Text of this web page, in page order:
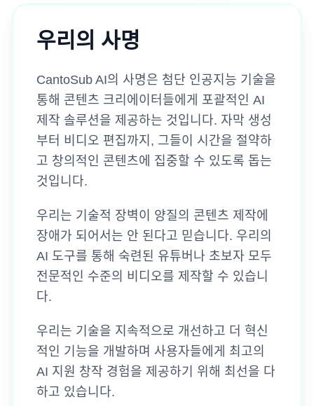
우리의 사명
CantoSub AI의 사명은 첨단 인공지능 기술을
통해 콘텐츠 크리에이터들에게 포괄적인 AI
제작 솔루션을 제공하는 것입니다. 자막 생성
부터 비디오 편집까지, 그들이 시간을 절약하
고 창의적인 콘텐츠에 집중할 수 있도록 돕는
것입니다.
우리는 기술적 장벽이 양질의 콘텐츠 제작에
장애가 되어서는 안 된다고 믿습니다. 우리의
AI 도구를 통해 숙련된 유튜버나 초보자 모두
전문적인 수준의 비디오를 제작할 수 있습니
다.
우리는 기술을 지속적으로 개선하고 더 혁신
적인 기능을 개발하며 사용자들에게 최고의
AI 지원 창작 경험을 제공하기 위해 최선을 다
하고 있습니다.